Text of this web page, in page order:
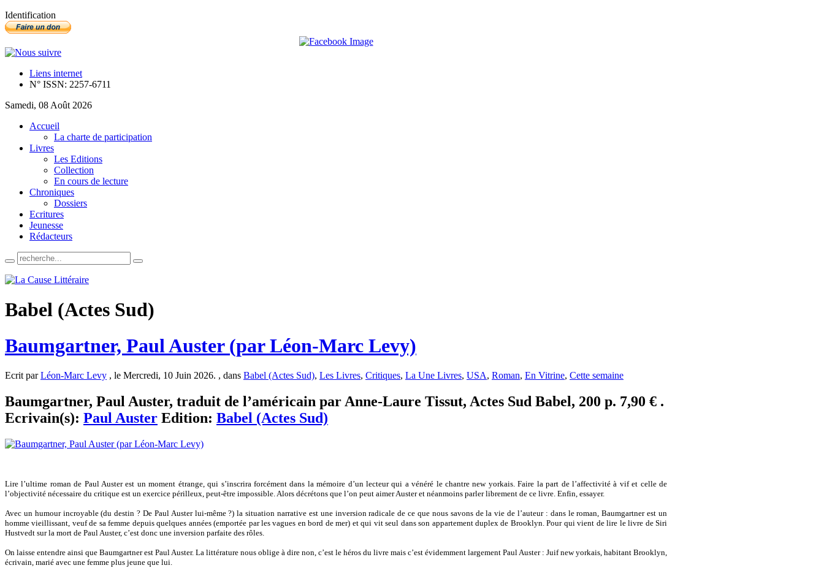
Identification
Liens internet
N° ISSN: 2257-6711
Samedi, 08 Août 2026
Accueil
La charte de participation
Livres
Les Editions
Collection
En cours de lecture
Chroniques
Dossiers
Ecritures
Jeunesse
Rédacteurs
Babel (Actes Sud)
Baumgartner, Paul Auster (par Léon-Marc Levy)
Ecrit parLéon-Marc Levy , le Mercredi, 10 Juin 2026. , dans Babel (Actes Sud), Les Livres, Critiques, La Une Livres, USA, Roman, En Vitrine, Cette semaine
Baumgartner, Paul Auster, traduit de l’américain par Anne-Laure Tissut, Actes Sud Babel, 200 p. 7,90 € .
Ecrivain(s): Paul Auster Edition: Babel (Actes Sud)
Lire l’ultime roman de Paul Auster est un moment étrange, qui s’inscrira forcément dans la mémoire d’un lecteur qui a vénéré le chantre new yorkais. Faire la part de l’affectivité à vif et celle de
l’objectivité nécessaire du critique est un exercice périlleux, peut-être impossible. Alors décrétons que l’on peut aimer Auster et néanmoins parler librement de ce livre. Enfin, essayer.
Avec un humour incroyable (du destin ? De Paul Auster lui-même ?) la situation narrative est une inversion radicale de ce que nous savons de la vie de l’auteur : dans le roman, Baumgartner est un
homme vieillissant, veuf de sa femme depuis quelques années (emportée par les vagues en bord de mer) et qui vit seul dans son appartement duplex de Brooklyn. Pour qui vient de lire le livre de Siri
Hustvedt sur la mort de Paul Auster, c’est donc une inversion parfaite des rôles.
On laisse entendre ainsi que Baumgartner est Paul Auster. La littérature nous oblige à dire non, c’est le héros du livre mais c’est évidemment largement Paul Auster : Juif new yorkais, habitant Brooklyn,
écrivain, marié avec une femme plus jeune que lui.